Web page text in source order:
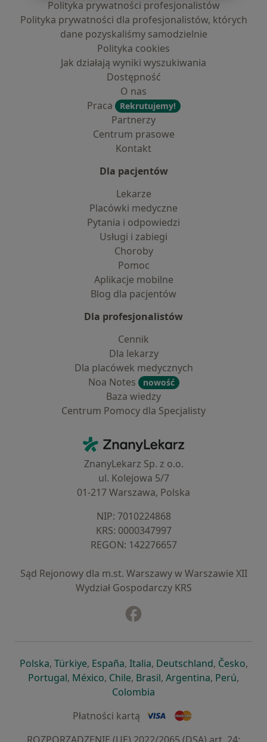
Polityka prywatności profesjonalistów
Polityka prywatności dla profesjonalistów, których
dane pozyskaliśmy samodzielnie
Polityka cookies
Jak działają wyniki wyszukiwania
Dostępność
O nas
Praca
Rekrutujemy!
Partnerzy
Centrum prasowe
Kontakt
Dla pacjentów
Lekarze
Placówki medyczne
Pytania i odpowiedzi
Usługi i zabiegi
Choroby
Pomoc
Aplikacje mobilne
Blog dla pacjentów
Dla profesjonalistów
Cennik
Dla lekarzy
Dla placówek medycznych
Noa Notes
nowość
Baza wiedzy
Centrum Pomocy dla Specjalisty
ZnanyLekarz - Strona główna
ZnanyLekarz Sp. z o.o.
ul. Kolejowa 5/7
01-217 Warszawa, Polska
NIP: ⁠7010224868
KRS: ⁠0000347997
REGON: ⁠142276657
Sąd Rejonowy dla m.st. Warszawy w Warszawie XII
Wydział Gospodarczy KRS
Polskaotwiera się w nowej karcie
, Türkiyeotwiera się w nowej karcie
, Españaotwiera się w nowej karcie
, Italiaotwiera się w nowej
, Deutschlandotwiera się
, Česko,
Portugalotwiera się w nowej karcie
, Méxicootwiera się w nowej karcie
, Chileotwiera się w nowej karcie
, Brasilotwiera się w nowej
, Argentinaotwiera się
, Perú,
Colombia
Płatności kartą